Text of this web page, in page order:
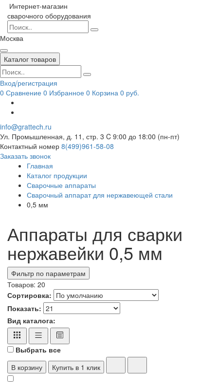
Интернет-магазин
сварочного оборудования
Москва
Каталог товаров
Вход/регистрация
0 Сравнение 0 Избранное 0 Корзина 0 руб.
info@grattech.ru
Ул. Промышленная, д. 11, стр. 3 C 9:00 до 18:00 (пн-пт)
Контактный номер 8(499)961-58-08
Заказать звонок
Главная
Каталог продукции
Сварочные аппараты
Сварочный аппарат для нержавеющей стали
0,5 мм
Аппараты для сварки
нержавейки 0,5 мм
Фильтр по параметрам
Товаров: 20
Сортировка:
Показать:
Вид каталога:
Выбрать все
В корзину
Купить в 1 клик